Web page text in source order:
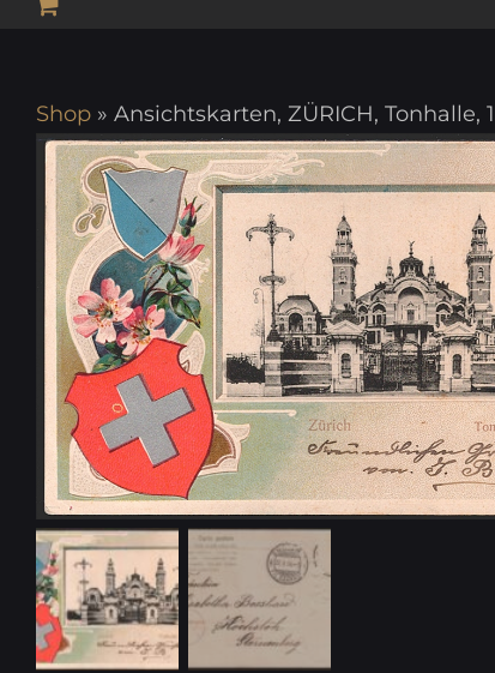
Shop » Ansichtskarten, ZÜRICH, Tonhalle,